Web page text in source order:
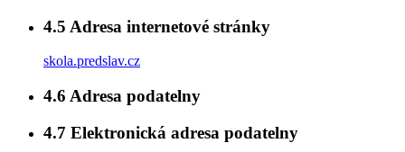
4.5 Adresa internetové stránky
skola.predslav.cz
4.6 Adresa podatelny
4.7 Elektronická adresa podatelny